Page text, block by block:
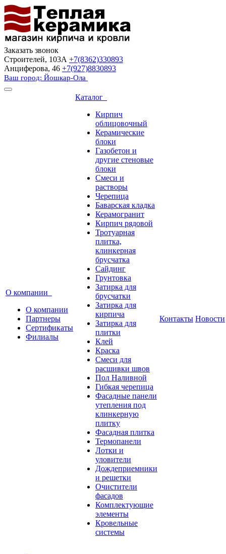
Заказать звонок
Строителей, 103А +7(8362)330893
Анциферова, 46 +7(927)8830893
Ваш город: Йошкар-Ола
О компании
О компании
Партнеры
Сертификаты
Филиалы
Каталог
Кирпич
облицовочный
Керамические
блоки
Газобетон и
другие стеновые
блоки
Смеси и
растворы
Черепица
Баварская кладка
Керамогранит
Кирпич рядовой
Тротуарная
плитка,
клинкерная
брусчатка
Сайдинг
Грунтовка
Затирка для
брусчатки
Затирка для
кирпича
Затирка для
плитки
Клей
Краска
Смеси для
расшивки швов
Пол Наливной
Гибкая черепица
Фасадные панели
утепления под
клинкерную
плитку
Фасадная плитка
Термопанели
Лотки и
уловители
Дождеприемники
и решетки
Очистители
фасадов
Комплектующие
элементы
Кровельные
системы
Контакты Новости